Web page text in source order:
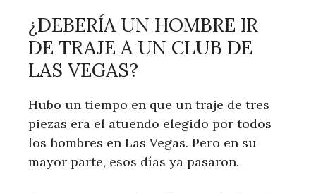
¿DEBERÍA UN HOMBRE IR
DE TRAJE A UN CLUB DE
LAS VEGAS?
Hubo un tiempo en que un traje de tres
piezas era el atuendo elegido por todos
los hombres en Las Vegas. Pero en su
mayor parte, esos días ya pasaron.